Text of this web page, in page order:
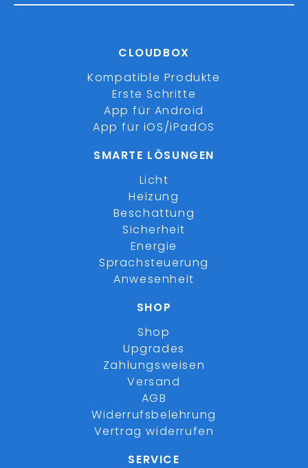
CLOUDBOX
Kompatible Produkte
Erste Schritte
App für Android
App für iOS/iPadOS
SMARTE LÖSUNGEN
Licht
Heizung
Beschattung
Sicherheit
Energie
Sprachsteuerung
Anwesenheit
SHOP
Shop
Upgrades
Zahlungsweisen
Versand
AGB
Widerrufsbelehrung
Vertrag widerrufen
SERVICE